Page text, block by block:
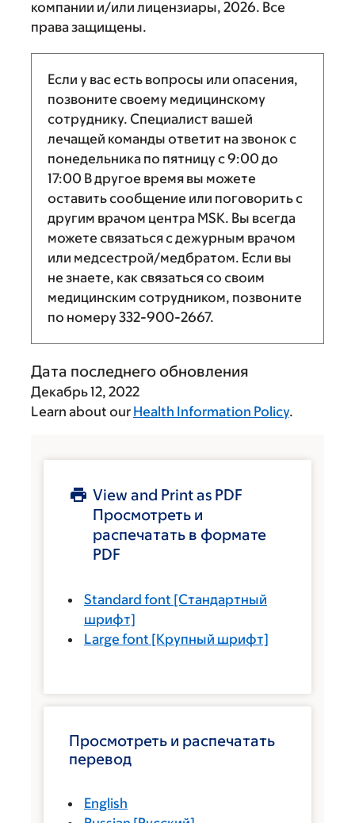
компании и/или лицензиары, 2026. Все
права защищены.
Если у вас есть вопросы или опасения,
позвоните своему медицинскому
сотруднику. Специалист вашей
лечащей команды ответит на звонок с
понедельника по пятницу с9:00 до
17:00 В другое время вы можете
оставить сообщение или поговорить с
другим врачом центра MSK. Вы всегда
можете связаться с дежурным врачом
или медсестрой/медбратом. Если вы
не знаете, как связаться со своим
медицинским сотрудником, позвоните
по номеру332-900-2667.
Дата последнего обновления
Декабрь 12, 2022
Learn about our Health Information Policy.
View and Print as PDF
Просмотреть и
распечатать в формате
PDF
Standard font [Стандартный
шрифт]
Large font [Крупный шрифт]
Просмотреть и распечатать
перевод
English